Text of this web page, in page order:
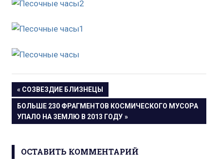
Навигация
по
записям
ПРЕДЫДУЩАЯ
ЗАПИСЬ:
СОЗВЕЗДИЕ БЛИЗНЕЦЫ
СЛЕДУЮЩАЯ
ЗАПИСЬ:
БОЛЬШЕ 230 ФРАГМЕНТОВ КОСМИЧЕСКОГО МУСОРА
УПАЛО НА ЗЕМЛЮ В 2013 ГОДУ
ОСТАВИТЬ КОММЕНТАРИЙ